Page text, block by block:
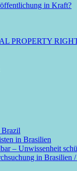
in Kraft?
PROPERTY
Brazil
in Brasilien
– Unwissenheit
in Brasilien